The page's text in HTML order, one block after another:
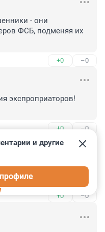
- они
ФСБ, подменяя их
+0 –0
экспроприаторов!
+0 –0
такую
+0 –0
и другие